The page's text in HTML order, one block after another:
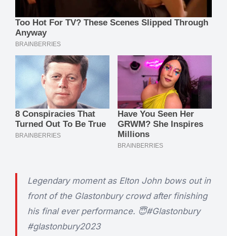
Legendary moment as Elton John bows out in
front of the Glastonbury crowd after finishing
his final ever performance. 😇#Glastonbury
#glastonbury2023